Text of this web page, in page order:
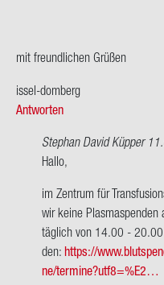
mit freund­li­chen Grü­ßen
issel-​domberg
Antworten
Stephan David Küpper
Ant­
auf
Hallo
ich
hätte
gerne
Hallo,
im Zen­trum für
wir keine
täg­lich von 14.00 -
den: https://
ne/ter­mi­ne?utf8=%E2…